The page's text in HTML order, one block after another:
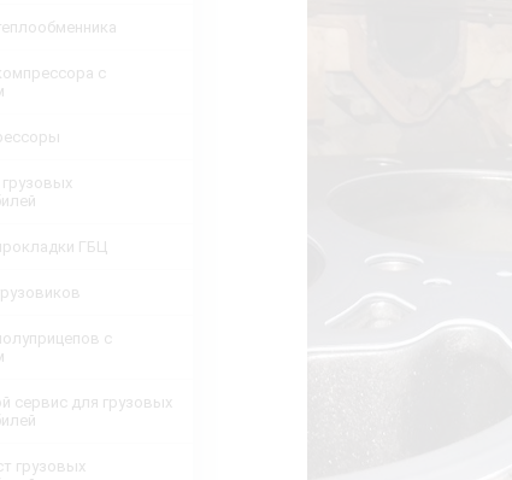
с
ГБЦ
с
сервис для грузовых
грузовых